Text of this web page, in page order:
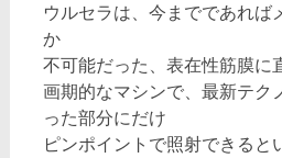
ウルセラは、今までであれば
か
不可能だった、表在性筋膜に
画期的なマシンで、最新テク
った部分にだけ
ピンポイントで照射できると